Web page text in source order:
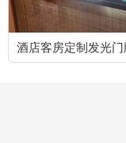
酒店客房定制发光